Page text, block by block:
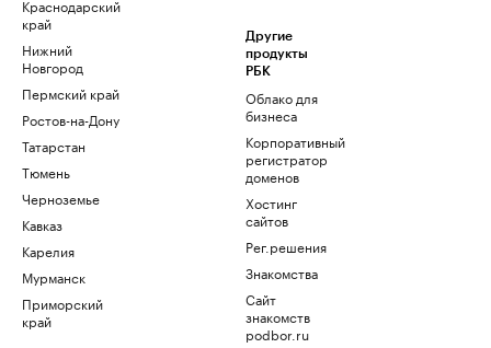
Краснодарский
край
Нижний
Новгород
Пермский край
Ростов-на-Дону
Татарстан
Тюмень
Черноземье
Кавказ
Карелия
Мурманск
Приморский
край
Другие
продукты
РБК
Облако для
бизнеса
Корпоративный
регистратор
доменов
Хостинг
сайтов
Рег.решения
Знакомства
Сайт
знакомств
podbor.ru